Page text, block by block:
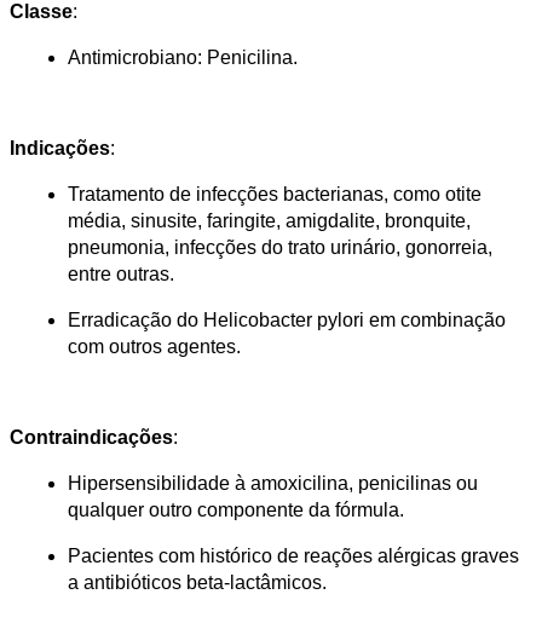
Classe:
Antimicrobiano: Penicilina.
Indicações:
Tratamento de infecções bacterianas, como otite
média, sinusite, faringite, amigdalite, bronquite,
pneumonia, infecções do trato urinário, gonorreia,
entre outras.
Erradicação do Helicobacter pylori em combinação
com outros agentes.
Contraindicações:
Hipersensibilidade à amoxicilina, penicilinas ou
qualquer outro componente da fórmula.
Pacientes com histórico de reações alérgicas graves
a antibióticos beta-lactâmicos.